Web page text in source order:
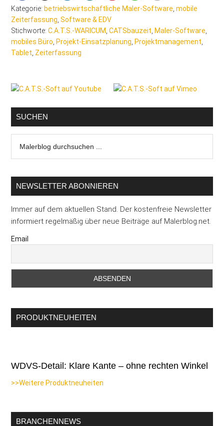
Kategorie:betriebswirtschaftliche Maler-Software ,mobile
Zeiterfassung ,Software & EDV
Stichworte:C.A.T.S.-WARICUM ,CATSbauzeit ,Maler-Software
mobiles Büro ,Projekt-Einsatzplanung ,Projektmanagement
Tablet Zeiterfassung
Seitenspalte
SUCHEN
durchsuchen
NEWSLETTER ABONNIEREN
Immer auf dem aktuellen Stand. Der kostenfreie Newsletter
informiert regelmäßig über neue Beiträge auf Malerblog.net.
Email
PRODUKTNEUHEITEN
WDVS-Detail: Klare Kante – ohne rechten Winkel
>>Weitere Produktneuheiten
BRANCHENNEWS